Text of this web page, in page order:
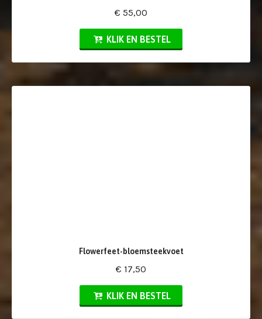
€ 55,00
KLIK EN BESTEL
Flowerfeet-bloemsteekvoet
€ 17,50
KLIK EN BESTEL